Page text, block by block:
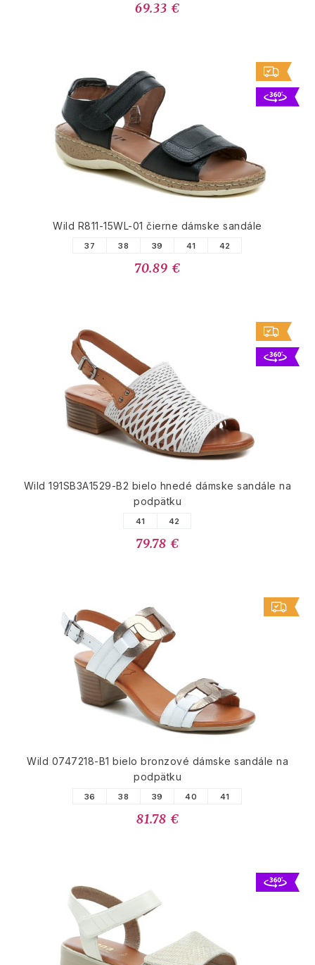
69.33 €
Wild R811-15WL-01 čierne dámske sandále
37 38 39 41 42
70.89 €
Wild 191SB3A1529-B2 bielo hnedé dámske sandále na
podpätku
41 42
79.78 €
Wild 0747218-B1 bielo bronzové dámske sandále na
podpätku
36 38 39 40 41
81.78 €